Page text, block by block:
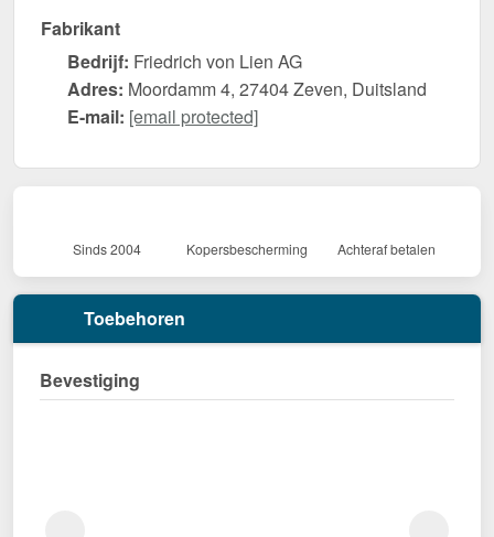
Fabrikant
Bedrijf: Friedrich von Lien AG
Adres: Moordamm 4, 27404 Zeven, Duitsland
E-mail: [email protected]
Sinds 2004 Kopersbescherming Achteraf betalen
Toebehoren
Bevestiging